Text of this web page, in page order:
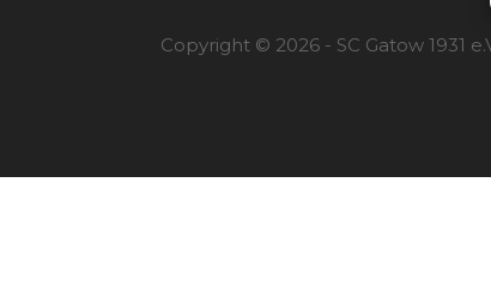
Copyright © 2026 - SC Gatow 1931